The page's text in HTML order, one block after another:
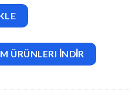
SaaS v.7.5.0 adet
ÜRÜNLERI İNDİR